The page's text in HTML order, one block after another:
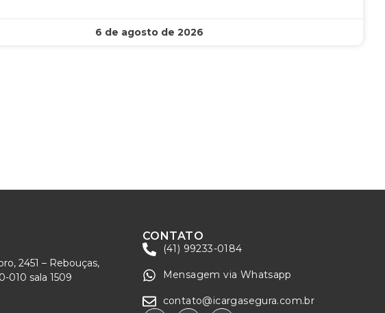
6 de agosto de 2026
2451 – Rebouças,
010 sala 1509
CONTATO
(41) 99233-0184
Mensagem via Whatsapp
contato@icargasegura.com.br